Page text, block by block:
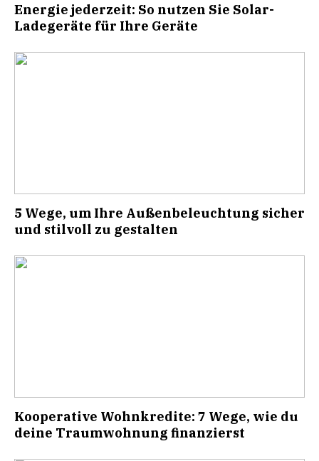
Energie jederzeit: So nutzen Sie Solar-
Ladegeräte für Ihre Geräte
5 Wege, um Ihre Außenbeleuchtung sicher
und stilvoll zu gestalten
Kooperative Wohnkredite: 7 Wege, wie du
deine Traumwohnung finanzierst